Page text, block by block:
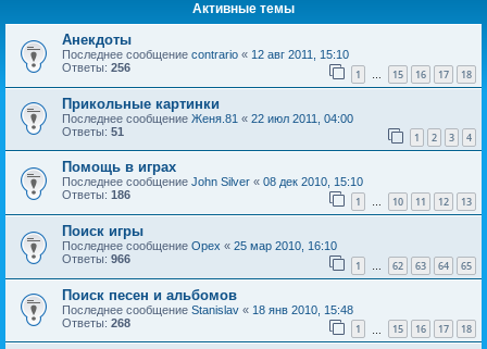
Активные темы
Анекдоты
Последнее сообщение contrario « 12 авг 2011, 15:10
Ответы: 256 1 … 15 16 17 18
Прикольные картинки
Последнее сообщение Женя.81 « 22 июл 2011, 04:00
Ответы: 51 1 2 3 4
Помощь в играх
Последнее сообщение John Silver « 08 дек 2010, 15:10
Ответы: 186 1 … 10 11 12 13
Поиск игры
Последнее сообщение Орех « 25 мар 2010, 16:10
Ответы: 966 1 … 62 63 64 65
Поиск песен и альбомов
Последнее сообщение Stanislav « 18 янв 2010, 15:48
Ответы: 268 1 15 16 17 18